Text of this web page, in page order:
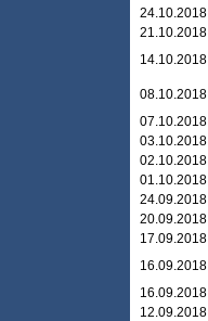
24.10.2018
21.10.2018
14.10.2018
08.10.2018
07.10.2018
03.10.2018
02.10.2018
01.10.2018
24.09.2018
20.09.2018
17.09.2018
16.09.2018
16.09.2018
12.09.2018